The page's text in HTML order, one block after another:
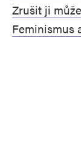
Zrušit ji
Feminismus